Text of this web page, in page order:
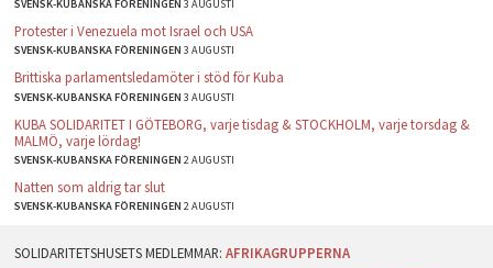
SVENSK-KUBANSKA FÖRENINGEN3 AUGUSTI
Protester i Venezuela mot Israel och USA
SVENSK-KUBANSKA FÖRENINGEN3 AUGUSTI
Brittiska parlamentsledamöter i stöd för Kuba
SVENSK-KUBANSKA FÖRENINGEN3 AUGUSTI
KUBA SOLIDARITET I GÖTEBORG, varje tisdag & STOCKHOLM, varje torsdag &
MALMÖ, varje lördag!
SVENSK-KUBANSKA FÖRENINGEN2 AUGUSTI
Natten som aldrig tar slut
SVENSK-KUBANSKA FÖRENINGEN2 AUGUSTI
AFRIKAGRUPPERNA